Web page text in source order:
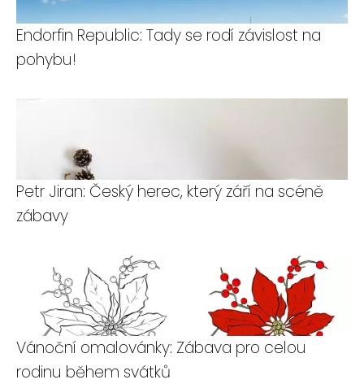
Endorfin Republic: Tady se rodí závislost na
pohybu!
Petr Jiran: Český herec, který září na scéně
zábavy
Vánoční omalovánky: Zábava pro celou
rodinu během svátků